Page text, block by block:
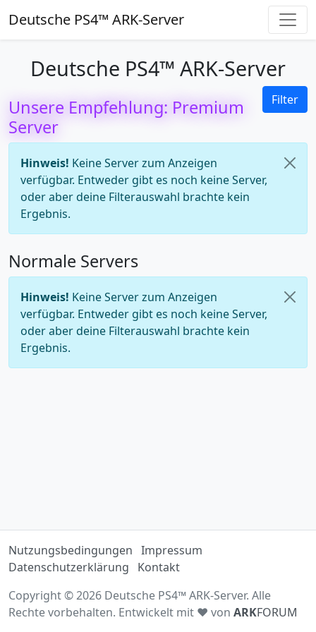
Deutsche PS4™ ARK-Server
Deutsche PS4™ ARK-Server
Filter
Unsere Empfehlung: Premium
Server
Hinweis! Keine Server zum Anzeigen
verfügbar. Entweder gibt es noch keine Server,
oder aber deine Filterauswahl brachte kein
Ergebnis.
Normale Servers
Hinweis! Keine Server zum Anzeigen
verfügbar. Entweder gibt es noch keine Server,
oder aber deine Filterauswahl brachte kein
Ergebnis.
Nutzungsbedingungen Impressum
Datenschutzerklärung
Kontakt
Copyright © 2026 Deutsche PS4™ ARK-Server. Alle
Rechte vorbehalten. Entwickelt mit ♥ von ARKFORUM